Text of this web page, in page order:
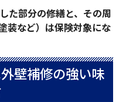
た部分の修繕と、その周
装など）は保険対象にな
壁補修の強い味